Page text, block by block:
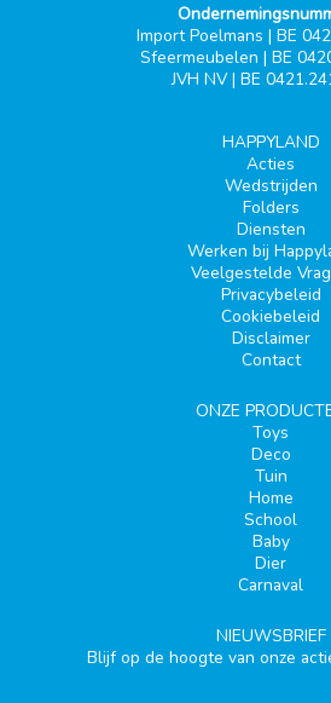
Import Poelmans | BE
Sfeermeubelen | BE
JVH NV | BE
HAPPYLAND
Acties
Wedstrijden
Folders
Diensten
Werken bij
Veelgestelde
Privacybeleid
Cookiebeleid
Disclaimer
Contact
ONZE
Toys
Deco
Tuin
Home
School
Baby
Dier
Carnaval
NIEUWSBRIEF
Blijf op de hoogte van onze